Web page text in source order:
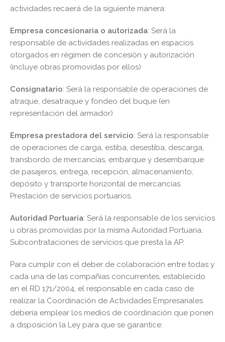
actividades recaerá de la siguiente manera:
Empresa concesionaria o autorizada: Será la
responsable de actividades realizadas en espacios
otorgados en régimen de concesión y autorización
(incluye obras promovidas por ellos)
Consignatario: Será la responsable de operaciones de
atraque, desatraque y fondeo del buque (en
representación del armador)
Empresa prestadora del servicio: Será la responsable
de operaciones de carga, estiba, desestiba, descarga,
transbordo de mercancías, embarque y desembarque
de pasajeros, entrega, recepción, almacenamiento,
depósito y transporte horizontal de mercancías.
Prestación de servicios portuarios.
Autoridad Portuaria: Será la responsable de los servicios
u obras promovidas por la misma Autoridad Portuaria.
Subcontrataciones de servicios que presta la AP.
Para cumplir con el deber de colaboración entre todas y
cada una de las compañías concurrentes, establecido
en el RD 171/2004, el responsable en cada caso de
realizar la Coordinación de Actividades Empresariales
debería emplear los medios de coordinación que ponen
a disposición la Ley para que se garantice: